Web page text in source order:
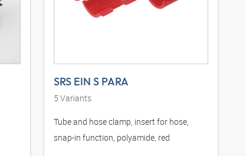
SRS EIN S PARA
5 Variants
Tube and hose clamp, insert for hose,
snap-in function, polyamide, red